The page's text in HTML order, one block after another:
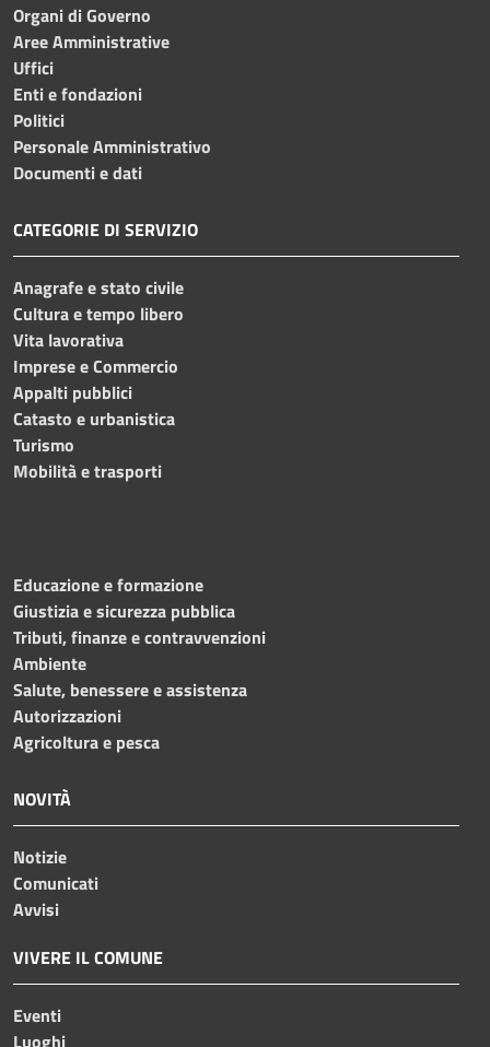
Organi di Governo
Aree Amministrative
Uffici
Enti e fondazioni
Politici
Personale Amministrativo
Documenti e dati
CATEGORIE DI SERVIZIO
Anagrafe e stato civile
Cultura e tempo libero
Vita lavorativa
Imprese e Commercio
Appalti pubblici
Catasto e urbanistica
Turismo
Mobilità e trasporti
Educazione e formazione
Giustizia e sicurezza pubblica
Tributi, finanze e contravvenzioni
Ambiente
Salute, benessere e assistenza
Autorizzazioni
Agricoltura e pesca
NOVITÀ
Notizie
Comunicati
Avvisi
VIVERE IL COMUNE
Eventi
Luoghi